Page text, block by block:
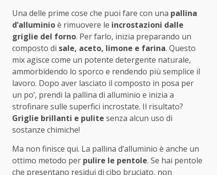
Una delle prime cose che puoi fare con una pallina
d’alluminioè rimuovere le incrostazioni dalle
griglie del forno. Per farlo, inizia preparando un
composto di sale, aceto, limone e farina. Questo
mix agisce come un potente detergente naturale,
ammorbidendo lo sporco e rendendo più semplice il
lavoro. Dopo aver lasciato il composto in posa per
un po’, prendi la pallina di alluminio e inizia a
strofinare sulle superfici incrostate. Il risultato?
Griglie brillanti e pulite senza alcun uso di
sostanze chimiche!
Ma non finisce qui. La pallina d’alluminio è anche un
ottimo metodo per pulire le pentole. Se hai pentole
che presentano residui di cibo bruciato, non